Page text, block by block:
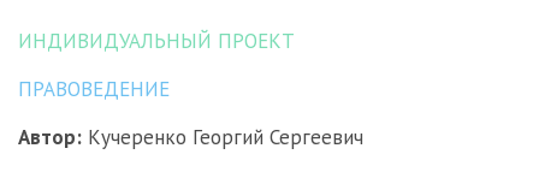
ИНДИВИДУАЛЬНЫЙ ПРОЕКТ
ПРАВОВЕДЕНИЕ
Автор: Кучеренко Георгий Сергеевич